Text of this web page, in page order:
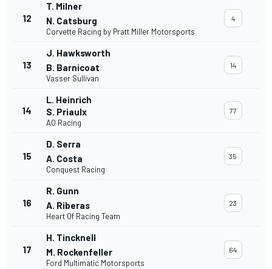
12
T. Milner
N. Catsburg
Corvette Racing by Pratt Miller Motorsports
4
13
J. Hawksworth
B. Barnicoat
Vasser Sullivan
14
14
L. Heinrich
S. Priaulx
AO Racing
77
15
D. Serra
A. Costa
Conquest Racing
35
16
R. Gunn
A. Riberas
Heart Of Racing Team
23
17
H. Tincknell
M. Rockenfeller
Ford Multimatic Motorsports
64